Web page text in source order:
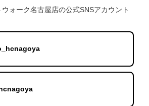
ォーク名古屋店の公式SNSアカウント